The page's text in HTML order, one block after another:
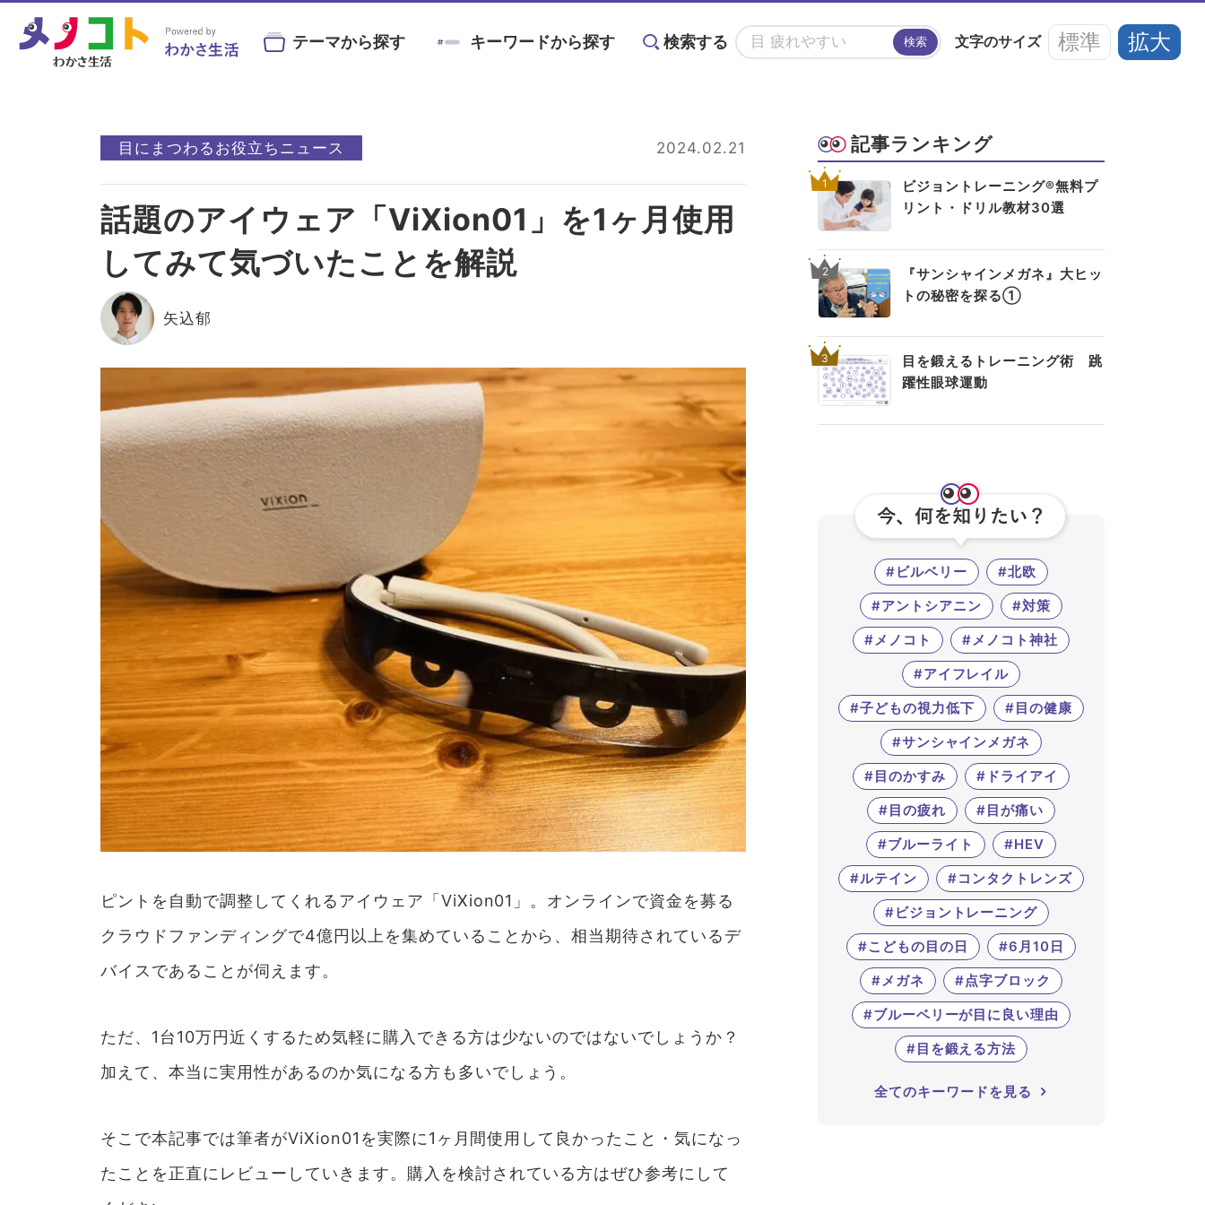
テーマから探す キーワードから探す 検索する 検索 文字のサイズ 標準 拡大
目の症状や病気と
目にまつわる
目を鍛える
目に良い食べ物・
目の基礎知識
目のことを楽しく
アイメイク・
#ビルベリー #北欧 #アントシアニン #アイフレイル #子どもの視力低下
#目の健康 #サンシャインメガネ #目のかすみ #ドライアイ #目の疲れ #目が痛い #ブルーライト #HEV #ルテイン
#コンタクトレンズ #ビジョントレーニング #こどもの目の日 #6月10日 #メガネ
#ブルーベリーが目に良い理由
目にまつわるお役立ちニュース 2024.02.21
話題のアイウェア「ViXion01」を1ヶ月使用
してみて気づいたことを解説
矢込郁
ピントを自動で調整してくれるアイウェア「ViXion01」。オンラインで資金を募る
クラウドファンディングで4億円以上を集めていることから、相当期待されているデ
バイスであることが伺えます。
ただ、1台10万円近くするため気軽に購入できる方は少ないのではないでしょうか？
加えて、本当に実用性があるのか気になる方も多いでしょう。
そこで本記事では筆者がViXion01を実際に1ヶ月間使用して良かったこと・気になっ
たことを正直にレビューしていきます。購入を検討されている方はぜひ参考にして
記事ランキング
1
ビジョントレーニング®無料プ
リント・ドリル教材30選
2
『サンシャインメガネ』大ヒッ
トの秘密を探る①
3
目を鍛えるトレーニング術 跳
躍性眼球運動
#ビルベリー
#北欧
#アントシアニン
#対策
#メノコト
#メノコト神社
#アイフレイル
#子どもの視力低下
#目の健康
#サンシャインメガネ
#目のかすみ
#ドライアイ
#目の疲れ
#目が痛い
#ブルーライト
#HEV
#ルテイン
#コンタクトレンズ
#ビジョントレーニング
#こどもの目の日
#6月10日
#メガネ
#点字ブロック
#ブルーベリーが目に良い理由
#目を鍛える方法
全てのキーワードを見る